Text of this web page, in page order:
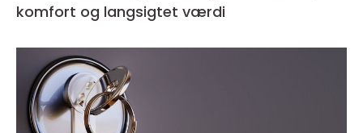
komfort og langsigtet værdi